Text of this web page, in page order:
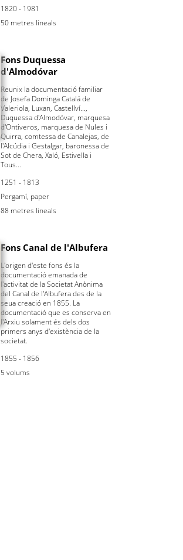
1820 - 1981
50 metres lineals
Fons Duquessa
d'Almodóvar
Reunix la documentació familiar
de Josefa Dominga Catalá de
Valeriola, Luxan, Castellví...,
Duquessa d'Almodóvar, marquesa
d'Ontiveros, marquesa de Nules i
Quirra, comtessa de Canalejas, de
l'Alcúdia i Gestalgar, baronessa de
Sot de Chera, Xaló, Estivella i
Tous...
1251 - 1813
Pergamí, paper
88 metres lineals
Fons Canal de l'Albufera
L'origen d'este fons és la
documentació emanada de
l'activitat de la Societat Anònima
del Canal de l'Albufera des de la
seua creació en 1855. La
documentació que es conserva en
l'Arxiu solament és dels dos
primers anys d'existència de la
societat.
1855 - 1856
5 volums